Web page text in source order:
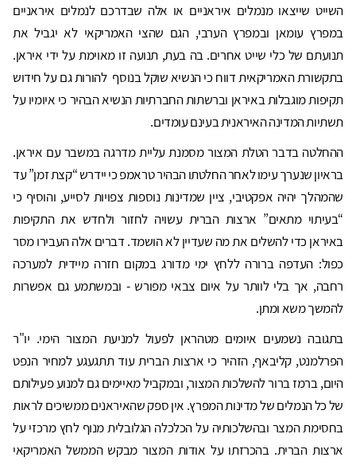
השייט שייצאו מנמלים איראניים או אלה שבדרכם לנמלים איראניים
במפרץ עומאן ובמפרץ הערבי, הגם שהצי האמריקאי לא יגביל את
תנועתם של כלי שייט אחרים. בה בעת, תנועה זו מאוימת על ידי איראן.
בתקשורת האמריקאית דווח כי הנשיא שוקל בנוסף להורות גם על חידוש
תקיפות מוגבלות באיראן וברשתות החברתיות הנשיא הבהיר כי איומיו על
תשתיות המדינה האיראנית בעינם עומדים.
ההחלטה בדבר הטלת המצור מסמנת עליית מדרגה במשבר עם איראן.
בראיון שנערך עימו לאחר החלטתו הבהיר טראמפ כי יידרש “קצת זמן” עד
שהמהלך יהיה אפקטיבי, ציין שמדינות נוספות צפויות לסייע, והוסיף כי
“בעיתוי מתאים” ארצות הברית עשויה לחזור ולחדש את התקיפות
באיראן כדי להשלים את מה שעדיין לא הושמד. דברים אלה העבירו מסר
כפול: העדפה ברורה ללחץ ימי מדורג במקום חזרה מיידית למערכה
רחבה, אך בלי לוותר על איום צבאי מפורש - ובמשתמע גם אפשרות
להמשך משא ומתן.
בתגובה נשמעים איומים מטהראן לפעול למניעת המצור הימי. יו"ר
הפרלמנט, קליבאף, הזהיר כי ארצות הברית עוד תתגעגע למחיר הנפט
היום, ברמז ברור להשלכות המצור, ובמקביל מאיימים גם למנוע פעילותם
של כל הנמלים של מדינות המפרץ. אין ספק שהאיראנים ממשיכים לראות
בחסימת המצר ובהשלכותיה על הכלכלה הגלובלית מנוף לחץ מרכזי על
ארצות הברית. בהכרזתו על אודות המצור מבקש הממשל האמריקאי